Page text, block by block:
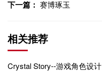
下一篇： 赛博琢玉
相关推荐
Crystal Story--游戏角色设计